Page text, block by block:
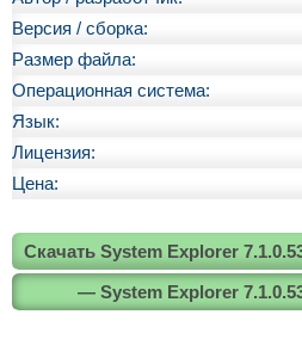
Версия / сборка:
Размер файла:
Операционная система:
Язык:
Лицензия:
Цена:
Скачать System Explorer
— System Explorer